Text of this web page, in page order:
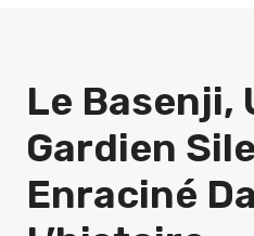
Le Basenji,
Gardien
Enraciné